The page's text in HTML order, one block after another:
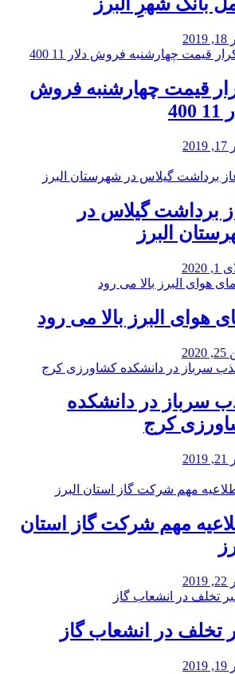
بانک شهرِ البرز
قیمت چهارشنبه فروش
برداشت گیلاس در
البرز
هوای البرز بالا می رود
سرباز در دانشکده
کرج
مهم شرکت گاز استان
تخلف در انشعاب گاز